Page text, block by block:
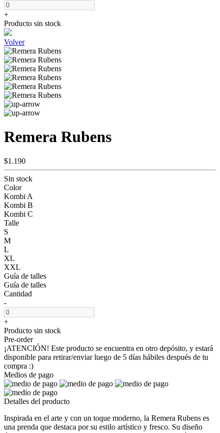
+
Producto sin stock
Volver
Remera Rubens
$1.190
Sin stock
Color
Kombi A
Kombi B
Kombi C
Talle
S
M
L
XL
XXL
Guía de talles
Guía de talles
Cantidad
-
+
Producto sin stock
Pre-order
¡ATENCIÓN! Este producto se encuentra en otro depósito, y estará
disponible para retirar/enviar luego de 5 días hábiles después de tu
compra :)
Medios de pago
Detalles del producto
Inspirada en el arte y con un toque moderno, la Remera Rubens es
una prenda que destaca por su estilo artístico y fresco. Su diseño